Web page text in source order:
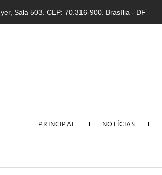
Sala 503. CEP: 70.316-900. Brasília - DF
PRINCIPAL NOTÍCIAS